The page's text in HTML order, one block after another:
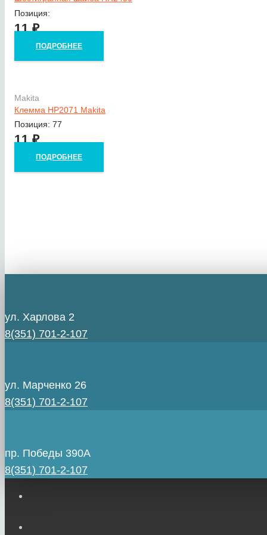
Позиция:
11₽
ПОДРОБНЕЕ
Makita
Клемма HP2071 Makita
Позиция: 77
11₽
ПОДРОБНЕЕ
ул. Харлова 2
8(351) 701-2-107
ул. Марченко 26
8(351) 701-2-107
пр. Победы 390А
8(351) 701-2-107